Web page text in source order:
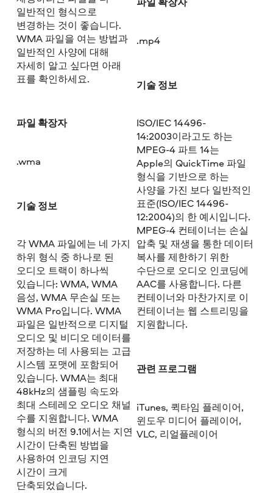
일반적인 형식으로
변경하는 것이 좋습니다.
WMA 파일을 여는 방법과
일반적인 사양에 대해
자세히 알고 싶다면 아래
표를 확인하세요.
파일 확장자
.wma
기술 정보
각 WMA 파일에는 네 가지
하위 형식 중 하나로 된
오디오 트랙이 하나씩
있습니다: WMA, WMA
음성, WMA 무손실 또는
WMA Pro입니다. WMA
파일은 일반적으로 디지털
오디오 및 비디오 데이터를
저장하는 데 사용되는 고급
시스템 포맷에 포함되어
있습니다. WMA는 최대
48kHz의 샘플링 속도와
최대 스테레오 오디오 채널
수를 지원합니다. WMA
형식의 버전 9.1에서는 지연
시간이 단축된 방법을
사용하여 인코딩 지연
시간이 크게
단축되었습니다.
.mp4
기술 정보
ISO/IEC 14496-
14:2003이라고도 하는
MPEG-4 파트 14는
Apple의 QuickTime 파일
형식을 기반으로 하는
사양을 가진 보다 일반적인
표준(ISO/IEC 14496-
12:2004)의 한 예시입니다.
MPEG-4 컨테이너는 손실
압축 및 재생을 통한 데이터
복사를 제한하기 위한
수단으로 오디오 인코딩에
AAC를 사용합니다. 다른
컨테이너와 마찬가지로 이
컨테이너는 웹 스트리밍을
지원합니다.
관련 프로그램
iTunes, 퀵타임 플레이어,
윈도우 미디어 플레이어,
VLC, 리얼플레이어